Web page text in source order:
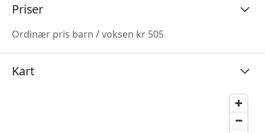
Priser
Ordinær pris barn / voksen kr 505
Kart